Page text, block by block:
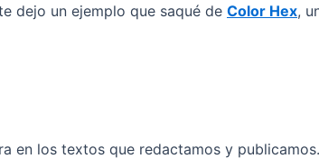
dejo un ejemplo que saqué de Color Hex,
en los textos que redactamos y